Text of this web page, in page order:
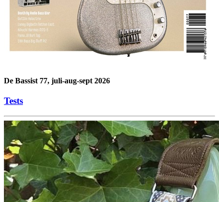
De Bassist 77, juli-aug-sept 2026
Tests